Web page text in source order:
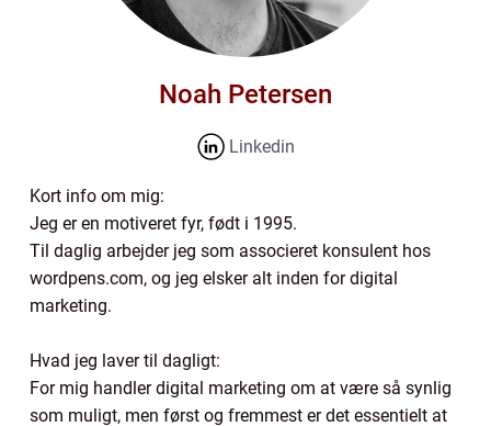
Noah Petersen
Linkedin
Kort info om mig:
Jeg er en motiveret fyr, født i 1995.
Til daglig arbejder jeg som associeret konsulent hos
wordpens.com, og jeg elsker alt inden for digital
marketing.
Hvad jeg laver til dagligt:
For mig handler digital marketing om at være så synlig
som muligt, men først og fremmest er det essentielt at